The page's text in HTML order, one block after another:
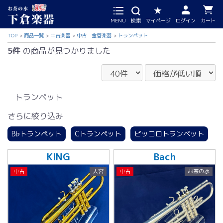
MENU 検索 マイページ ログイン カート
TOP 商品一覧 中古楽器 中古 金管楽器 トランペット
5件 の商品が見つかりました
トランペット
さらに絞り込み
B♭トランペット Cトランペット ピッコロトランペット
KING
中古 大宮
Bach
中古 お茶の水